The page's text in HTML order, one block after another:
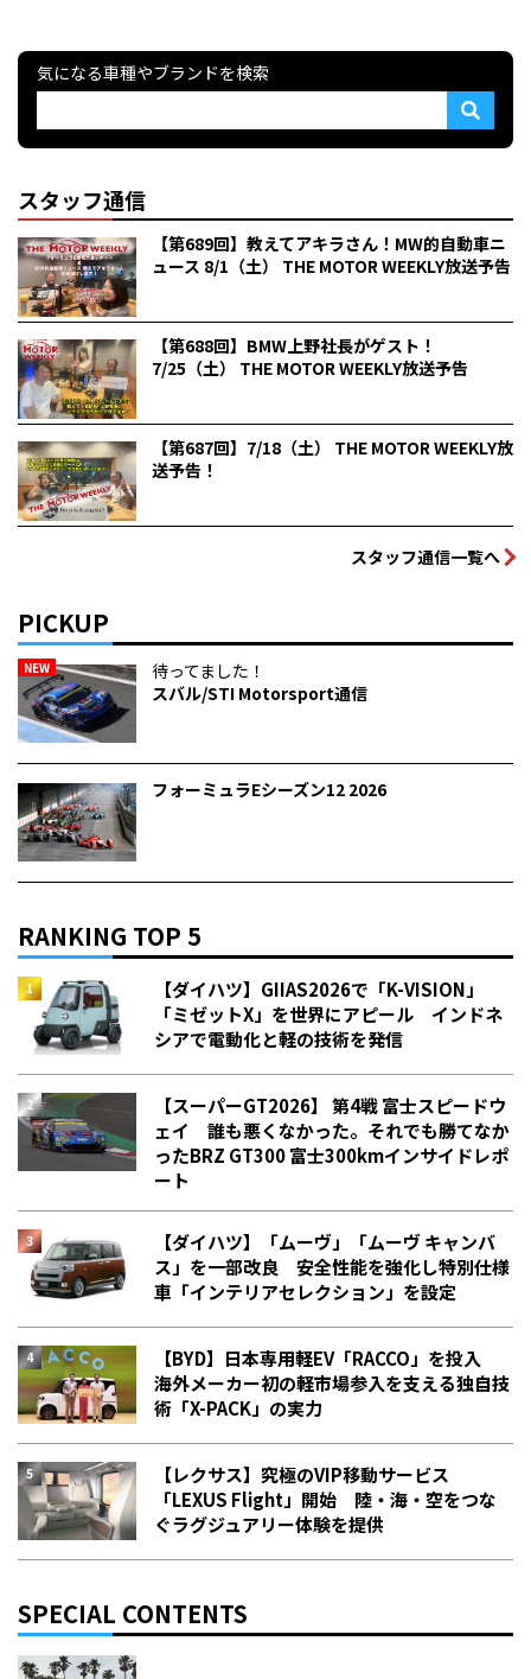
気になる車種やブランドを検索
スタッフ通信
【第689回】教えてアキラさん！MW的自動車ニ
ュース 8/1（土） THE MOTOR WEEKLY放送予告
【第688回】BMW上野社長がゲスト！
7/25（土） THE MOTOR WEEKLY放送予告
【第687回】7/18（土） THE MOTOR WEEKLY放
送予告！
スタッフ通信一覧へ
PICKUP
NEW
待ってました！
スバル/STI Motorsport通信
フォーミュラEシーズン12 2026
RANKING TOP 5
【ダイハツ】GIIAS2026で「K-VISION」
「ミゼットX」を世界にアピール インドネ
シアで電動化と軽の技術を発信
【スーパーGT2026】 第4戦 富士スピードウ
ェイ 誰も悪くなかった。それでも勝てなか
った――BRZ GT300 富士300kmインサイドレポ
ート
【ダイハツ】「ムーヴ」「ムーヴ キャンバ
ス」を一部改良 安全性能を強化し特別仕様
車「インテリアセレクション」を設定
【BYD】日本専用軽EV「RACCO」を投入
海外メーカー初の軽市場参入を支える独自技
術「X-PACK」の実力
【レクサス】究極のVIP移動サービス
「LEXUS Flight」開始 陸・海・空をつな
ぐラグジュアリー体験を提供
SPECIAL CONTENTS